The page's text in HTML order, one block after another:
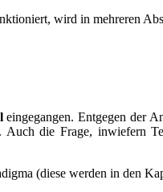
wird in mehreren
eingegangen. Entgegen der
die Frage, inwiefern
(diese werden in den